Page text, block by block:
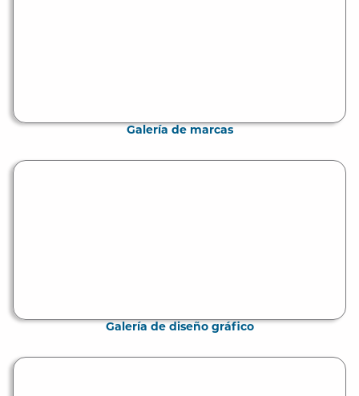
Galería de marcas
Galería de diseño gráfico